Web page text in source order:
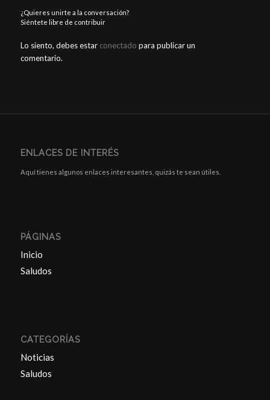
¿Quieres unirte a la conversación?
Siéntete libre de contribuir
Lo siento, debes estar conectado para publicar un
comentario.
ENLACES DE INTERÉS
Aquí tienes algunos enlaces interesantes, quizás te sean útiles.
PÁGINAS
Inicio
Saludos
CATEGORÍAS
Noticias
Saludos